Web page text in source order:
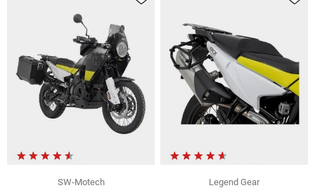
SW-Motech
Legend Gear